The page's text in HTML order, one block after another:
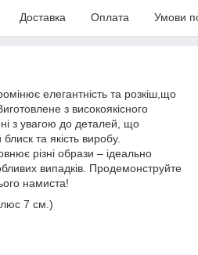
Доставка Оплата Умови
елегантність та розкіш,що
з високоякісного
з увагою до деталей, що
та якість виробу.
різні образи – ідеально
випадків. Продемонструйте
намиста!
7 см.)